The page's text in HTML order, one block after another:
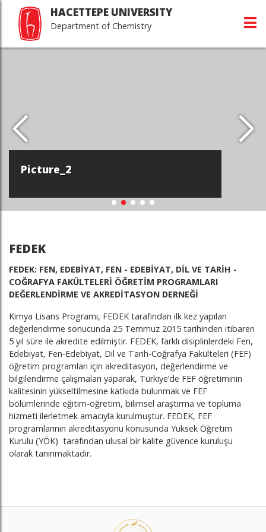
HACETTEPE UNIVERSITY
Department of Chemistry
Picture_2
FEDEK
FEDEK: FEN, EDEBİYAT, FEN - EDEBİYAT, DİL VE TARİH -
COĞRAFYA FAKÜLTELERİ ÖĞRETİM PROGRAMLARI
DEĞERLENDİRME VE AKREDİTASYON DERNEĞİ
Kimya Lisans Programı, FEDEK tarafından ilk kez yapılan
değerlendirme sonucunda 25 Temmuz 2015 tarihinden itibaren
5 yıl süre ile akredite edilmiştir. FEDEK, farklı disiplinlerdeki Fen,
Edebiyat, Fen-Edebiyat, Dil ve Tarih-Coğrafya Fakülteleri (FEF)
öğretim programları için akreditasyon, değerlendirme ve
bilgilendirme çalışmaları yaparak, Türkiye’de FEF öğretiminin
kalitesinin yükseltilmesine katkıda bulunmak ve FEF
bölümlerinde eğitim-öğretim, bilimsel araştırma ve topluma
hizmeti ilerletmek amacıyla kurulmuştur. FEDEK, FEF
programlarının akreditasyonu konusunda Yüksek Öğretim
Kurulu (YÖK) tarafından ulusal bir kalite güvence kuruluşu
olarak tanınmaktadır.